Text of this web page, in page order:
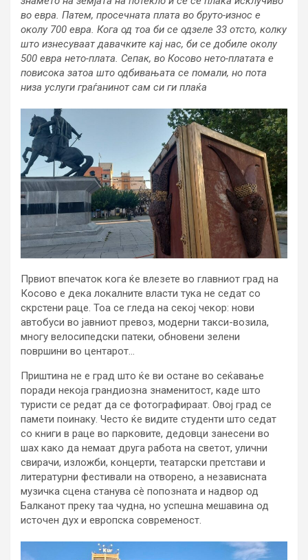
во евра. Патем, просечната плата во бруто-износ е
околу 700 евра. Кога од тоа би се одзеле 33 отсто, колку
што изнесуваат давачките кај нас, би се добиле околу
500 евра нето-плата. Сепак, во Косово нето-платата е
повисока затоа што одбивањата се помали, но пота
низа услуги граѓанинот сам си ги плаќа
Првиот впечаток кога ќе влезете во главниот град на
Косово е дека локалните власти тука не седат со
скрстени раце. Тоа се гледа на секој чекор: нови
автобуси во јавниот превоз, модерни такси-возила,
многу велосипедски патеки, обновени зелени
површини во центарот…
Приштина не е град што ќе ви остане во сеќавање
поради некоја грандиозна знаменитост, каде што
туристи се редат да се фотографираат. Овој град се
памети поинаку. Често ќе видите студенти што седат
со книги в раце во парковите, дедовци занесени во
шах како да немаат друга работа на светот, улични
свирачи, изложби, концерти, театарски претстави и
литературни фестивали на отворено, а независната
музичка сцена станува сè попозната и надвор од
Балканот преку таа чудна, но успешна мешавина од
источен дух и европска современост.